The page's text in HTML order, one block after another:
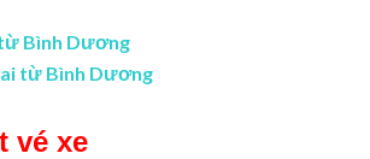
Bình Dương
từ Bình Dương
vé xe